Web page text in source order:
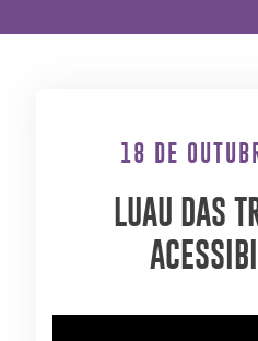
18 DE
LUAU DAS